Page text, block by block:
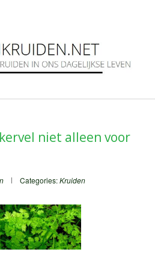
niet alleen voor
Categories:Kruiden